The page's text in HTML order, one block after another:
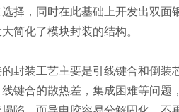
择，同时在此基础上开发出双
简化了模块封装的结构。
封装工艺主要是引线键合和倒
键合的散热差，集成困难等问